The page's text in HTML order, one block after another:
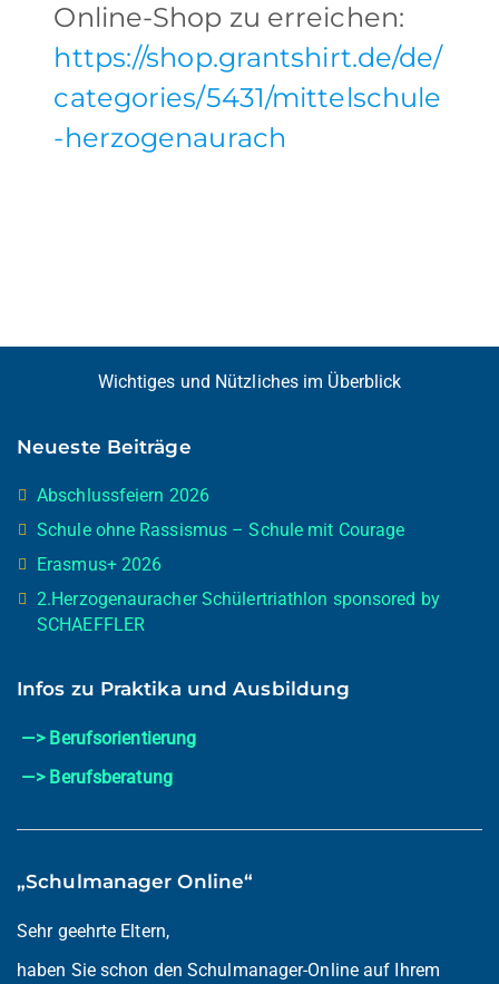
Online-Shop zu erreichen:
https://shop.grantshirt.de/de/
categories/5431/mittelschule
-herzogenaurach
Wichtiges und Nützliches im Überblick
Neueste Beiträge
Abschlussfeiern 2026
Schule ohne Rassismus – Schule mit Courage
Erasmus+ 2026
2.Herzogenauracher Schülertriathlon sponsored by
SCHAEFFLER
Infos zu Praktika und Ausbildung
—> Berufsorientierung
—> Berufsberatung
„Schulmanager Online“
Sehr geehrte Eltern,
haben Sie schon den Schulmanager-Online auf Ihrem